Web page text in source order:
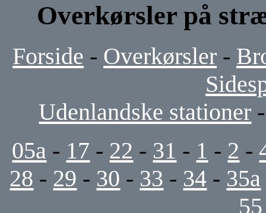
Overkørsler på
Forside - Overkørsler -
Udenlandske stationer
05a - 17 - 22 - 31 - 1 - 2 -
28 - 29 - 30 - 33 - 34 - 35a
55